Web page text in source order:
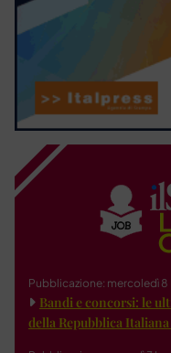
Pubblicazione: mercoledì
Bandi e concorsi: le
della Repubblica Italiana